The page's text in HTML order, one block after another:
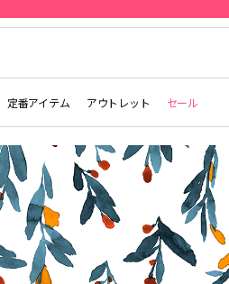
定番アイテム アウトレット セール